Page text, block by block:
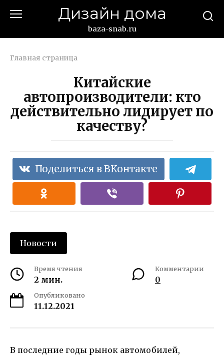
Дизайн дома
baza-snab.ru
Главная страница
Китайские
автопроизводители: кто
действительно лидирует по
качеству?
Поделиться в ВКонтакте
Новости
Время чтения
2 мин.
Комментарии
0
Опубликовано
11.12.2021
В последние годы рынок автомобилей,